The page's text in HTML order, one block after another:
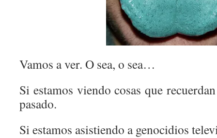
Vamos a ver. O sea, o sea…
Si estamos viendo cosas que
pasado.
Si estamos asistiendo a genocidios